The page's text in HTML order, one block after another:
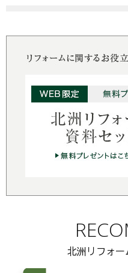
北洲リフォ